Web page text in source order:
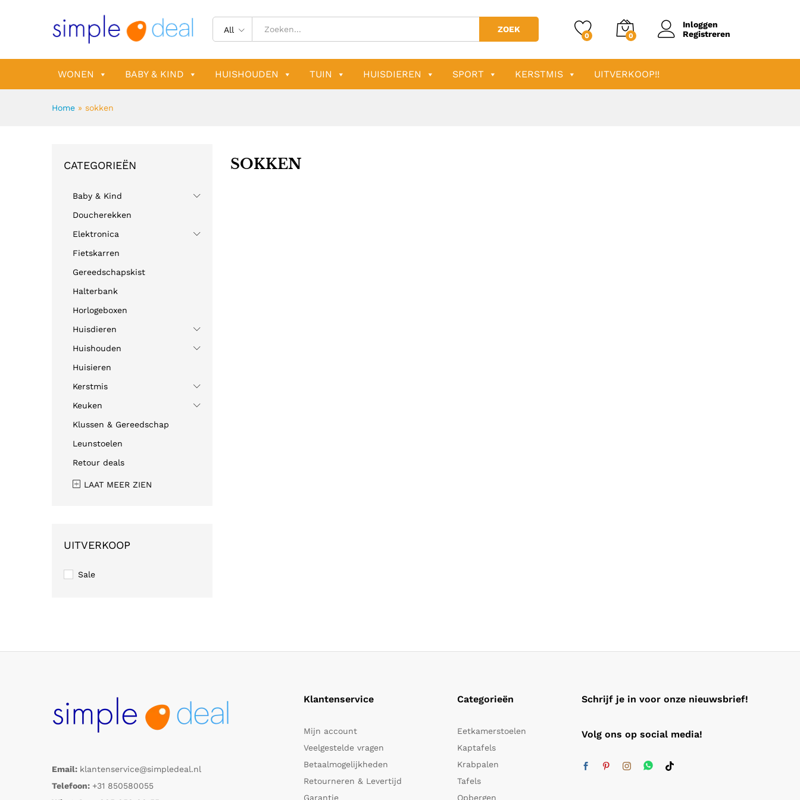
All ZOEK
0 0
Inloggen
Registreren
WONEN BABY & KIND HUISHOUDEN TUIN HUISDIEREN SPORT KERSTMIS UITVERKOOP!!
Home » sokken
SOKKEN
CATEGORIEËN
Baby & Kind
Doucherekken
Elektronica
Fietskarren
Gereedschapskist
Halterbank
Horlogeboxen
Huisdieren
Huishouden
Huisieren
Kerstmis
Keuken
Klussen & Gereedschap
Leunstoelen
Retour deals
LAAT MEER ZIEN
UITVERKOOP
Sale
Email: klantenservice@simpledeal.nl
Telefoon: +31 850580055
Klantenservice
Mijn account
Veelgestelde vragen
Betaalmogelijkheden
Retourneren & Levertijd
Garantie
Categorieën
Eetkamerstoelen
Kaptafels
Krabpalen
Tafels
Opbergen
Schrijf je in voor onze nieuwsbrief!
Volg ons op social media!